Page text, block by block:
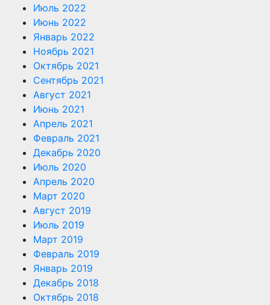
Июль 2022
Июнь 2022
Январь 2022
Ноябрь 2021
Октябрь 2021
Сентябрь 2021
Август 2021
Июнь 2021
Апрель 2021
Февраль 2021
Декабрь 2020
Июль 2020
Апрель 2020
Март 2020
Август 2019
Июль 2019
Март 2019
Февраль 2019
Январь 2019
Декабрь 2018
Октябрь 2018